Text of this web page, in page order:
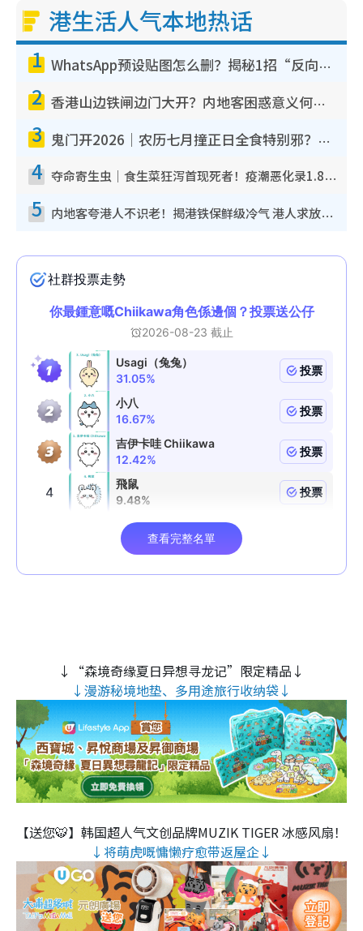
港生活人气本地热话
1 WhatsApp预设贴图怎么删？揭秘1招“反向操作”还原简洁界面 附3步实测教程
2 香港山边铁闸边门大开？内地客困惑意义何在！网友神回复：这种叫法理性防御
3 鬼门开2026｜农历七月撞正日全食特别邪？专家警告切忌做一事！揭4大禁忌+2招保平安
4 夺命寄生虫｜食生菜狂泻首现死者！疫潮恶化录1.8万宗病例 揭洗菜3大谬误
5 内地客夸港人不识老！揭港铁保鲜级冷气 港人求放过：别投诉
↓“森境奇缘夏日异想寻龙记”限定精品↓
↓漫游秘境地垫、多用途旅行收纳袋↓
【送您🐯】韩国超人气文创品牌MUZIK TIGER 冰感风扇！
↓将萌虎嘅慵懒疗愈带返屋企↓